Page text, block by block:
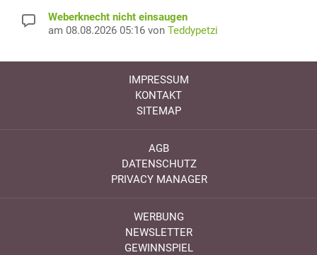
Weberknecht nicht einsaugen
am 08.08.2026 05:16 von Teddypetzi
IMPRESSUM
KONTAKT
SITEMAP
AGB
DATENSCHUTZ
PRIVACY MANAGER
WERBUNG
NEWSLETTER
GEWINNSPIEL